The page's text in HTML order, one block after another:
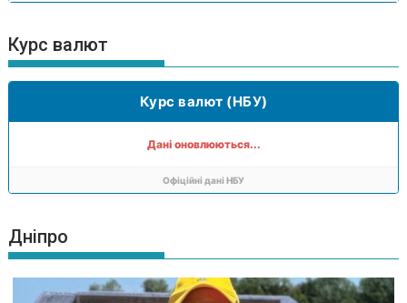
Курс валют
Курс валют (НБУ)
Дані оновлюються...
Офіційні дані НБУ
Дніпро